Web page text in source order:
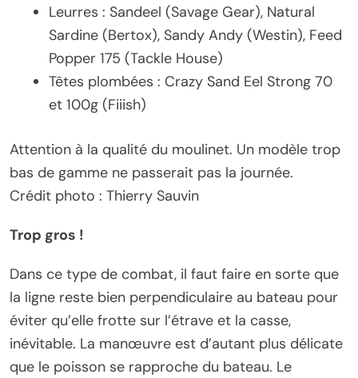
Leurres : Sandeel (Savage Gear), Natural
Sardine (Bertox), Sandy Andy (Westin), Feed
Popper 175 (Tackle House)
Têtes plombées : Crazy Sand Eel Strong 70
et 100g (Fiiish)
Attention à la qualité du moulinet. Un modèle trop
bas de gamme ne passerait pas la journée.
Crédit photo : Thierry Sauvin
Trop gros !
Dans ce type de combat, il faut faire en sorte que
la ligne reste bien perpendiculaire au bateau pour
éviter qu’elle frotte sur l’étrave et la casse,
inévitable. La manœuvre est d’autant plus délicate
que le poisson se rapproche du bateau. Le